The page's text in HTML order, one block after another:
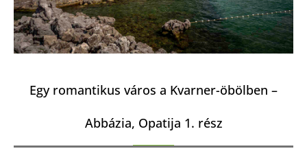
Egy romantikus város a Kvarner-öbölben –
Abbázia, Opatija 1. rész